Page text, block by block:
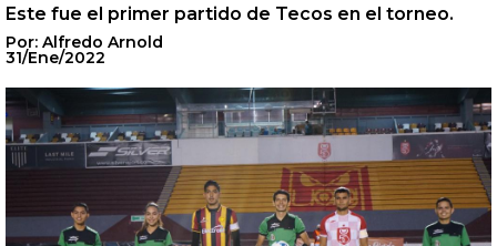
Este fue el primer partido de Tecos en el torneo.
Por: Alfredo Arnold
31/Ene/2022